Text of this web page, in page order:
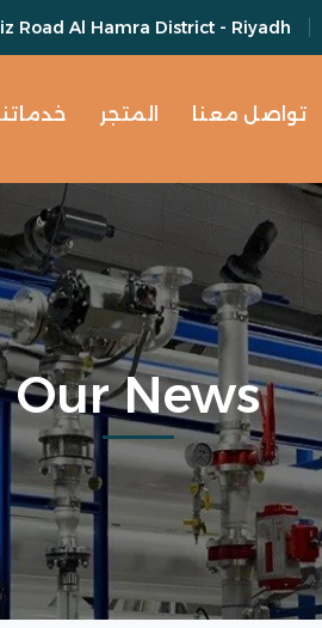
Road Al Hamra District - Riyadh
خدماتنا المتجر تواصل معنا
Our News